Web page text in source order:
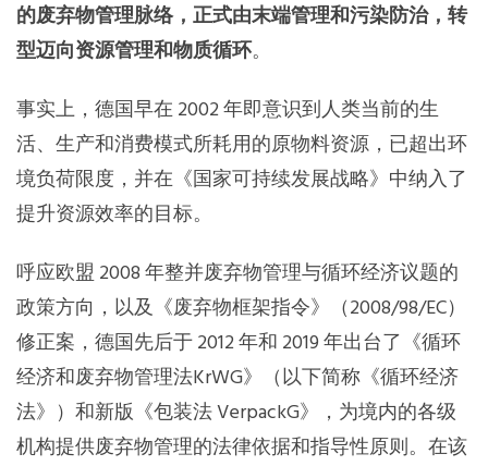
的废弃物管理脉络，正式由末端管理和污染防治，转
型迈向资源管理和物质循环。
事实上，德国早在 2002 年即意识到人类当前的生
活、生产和消费模式所耗用的原物料资源，已超出环
境负荷限度，并在《国家可持续发展战略》中纳入了
提升资源效率的目标。
呼应欧盟 2008 年整并废弃物管理与循环经济议题的
政策方向，以及《废弃物框架指令》（2008/98/EC）
修正案，德国先后于 2012 年和 2019 年出台了《循环
经济和废弃物管理法KrWG》（以下简称《循环经济
法》）和新版《包装法 VerpackG》，为境内的各级
机构提供废弃物管理的法律依据和指导性原则。在该